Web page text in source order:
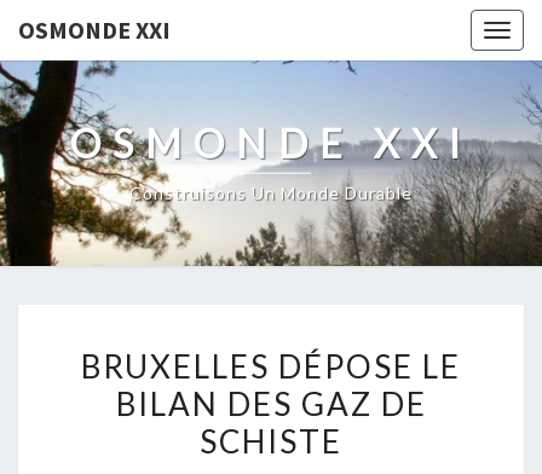
OSMONDE XXI
OSMONDE XXI
Construisons Un Monde Durable
DÉPOSE
LE
BILAN
BRUXELLES DÉPOSE LE
BILAN DES GAZ DE
SCHISTE